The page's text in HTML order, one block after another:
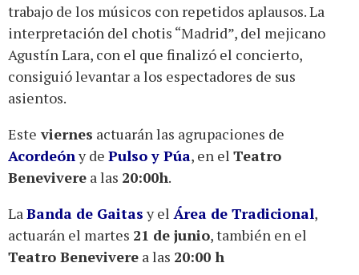
trabajo de los músicos con repetidos aplausos. La
interpretación del chotis “Madrid”, del mejicano
Agustín Lara, con el que finalizó el concierto,
consiguió levantar a los espectadores de sus
asientos.
Este viernes actuarán las agrupaciones de
Acordeóny de Pulso y Púa, en el Teatro
Benevivere a las 20:00h.
LaBanda de Gaitas y el Área de Tradicional,
actuarán el martes 21 de junio, también en el
Teatro Benevivere a las 20:00 h